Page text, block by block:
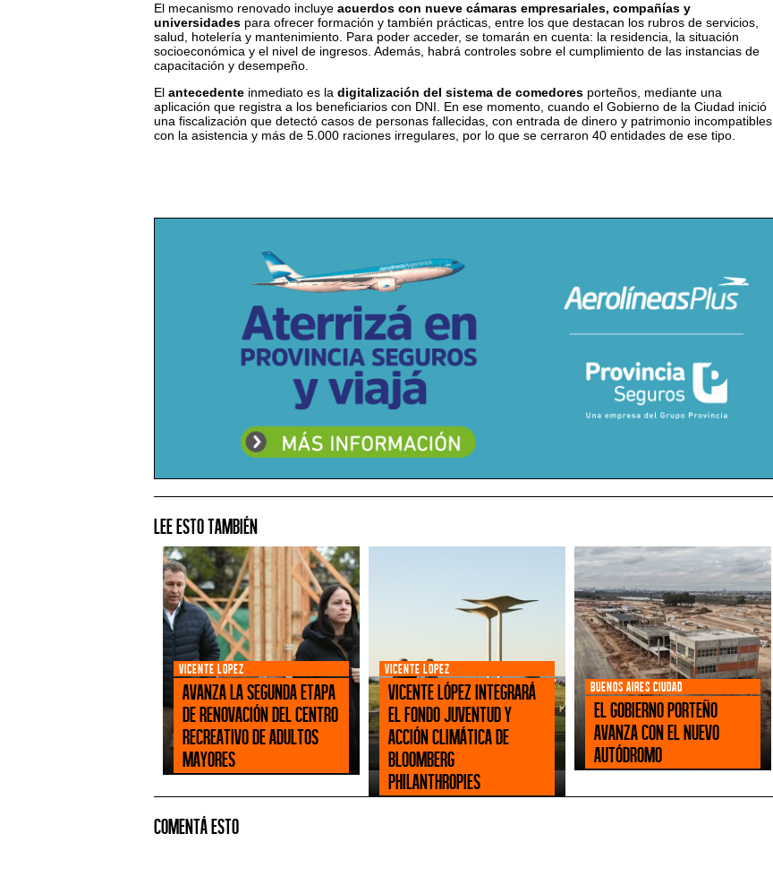
El mecanismo renovado incluye acuerdos con nueve cámaras empresariales, compañías y
universidades para ofrecer formación y también prácticas, entre los que destacan los rubros de servicios,
salud, hotelería y mantenimiento. Para poder acceder, se tomarán en cuenta: la residencia, la situación
socioeconómica y el nivel de ingresos. Además, habrá controles sobre el cumplimiento de las instancias de
capacitación y desempeño.
El antecedente inmediato es la digitalización del sistema de comedores porteños, mediante una
aplicación que registra a los beneficiarios con DNI. En ese momento, cuando el Gobierno de la Ciudad inició
una fiscalización que detectó casos de personas fallecidas, con entrada de dinero y patrimonio incompatibles
con la asistencia y más de 5.000 raciones irregulares, por lo que se cerraron 40 entidades de ese tipo.
Lee esto también
VICENTE LOPEZ
Avanza la segunda etapa
de renovación del Centro
Recreativo de Adultos
Mayores
VICENTE LOPEZ
Vicente López integrará
el Fondo Juventud y
Acción Climática de
Bloomberg
Philanthropies
BUENOS AIRES CIUDAD
El Gobierno porteño
avanza con el nuevo
Autódromo
Comentá esto